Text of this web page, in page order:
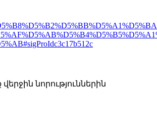
նորություններին